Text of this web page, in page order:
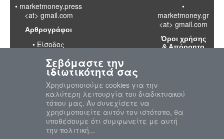
• marketmoney.press
<at> gmail.com
Αρθρογράφοι
• Είσοδος
•
marketmoney.gr
<at> gmail.com
Όροι χρήσης
& Απόρρητο
απορρήτου
προσωπικών
δεδομένων
Σεβόμαστε την
ιδιωτικότητά σας
Χρησιμοποιούμε cookies για την
καλύτερη λειτουργία του διαδικτυακού
τόπου μας. Αν συνεχίσετε να
χρησιμοποιείτε αυτόν τον ιστότοπο, θα
υποθέσουμε ότι συμφωνείτε με αυτή
την πολιτική...